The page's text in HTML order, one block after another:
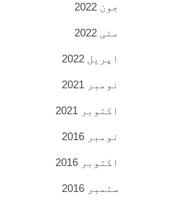
جون 2022
مئی 2022
اپریل 2022
نومبر 2021
اکتوبر 2021
نومبر 2016
اکتوبر 2016
ستمبر 2016